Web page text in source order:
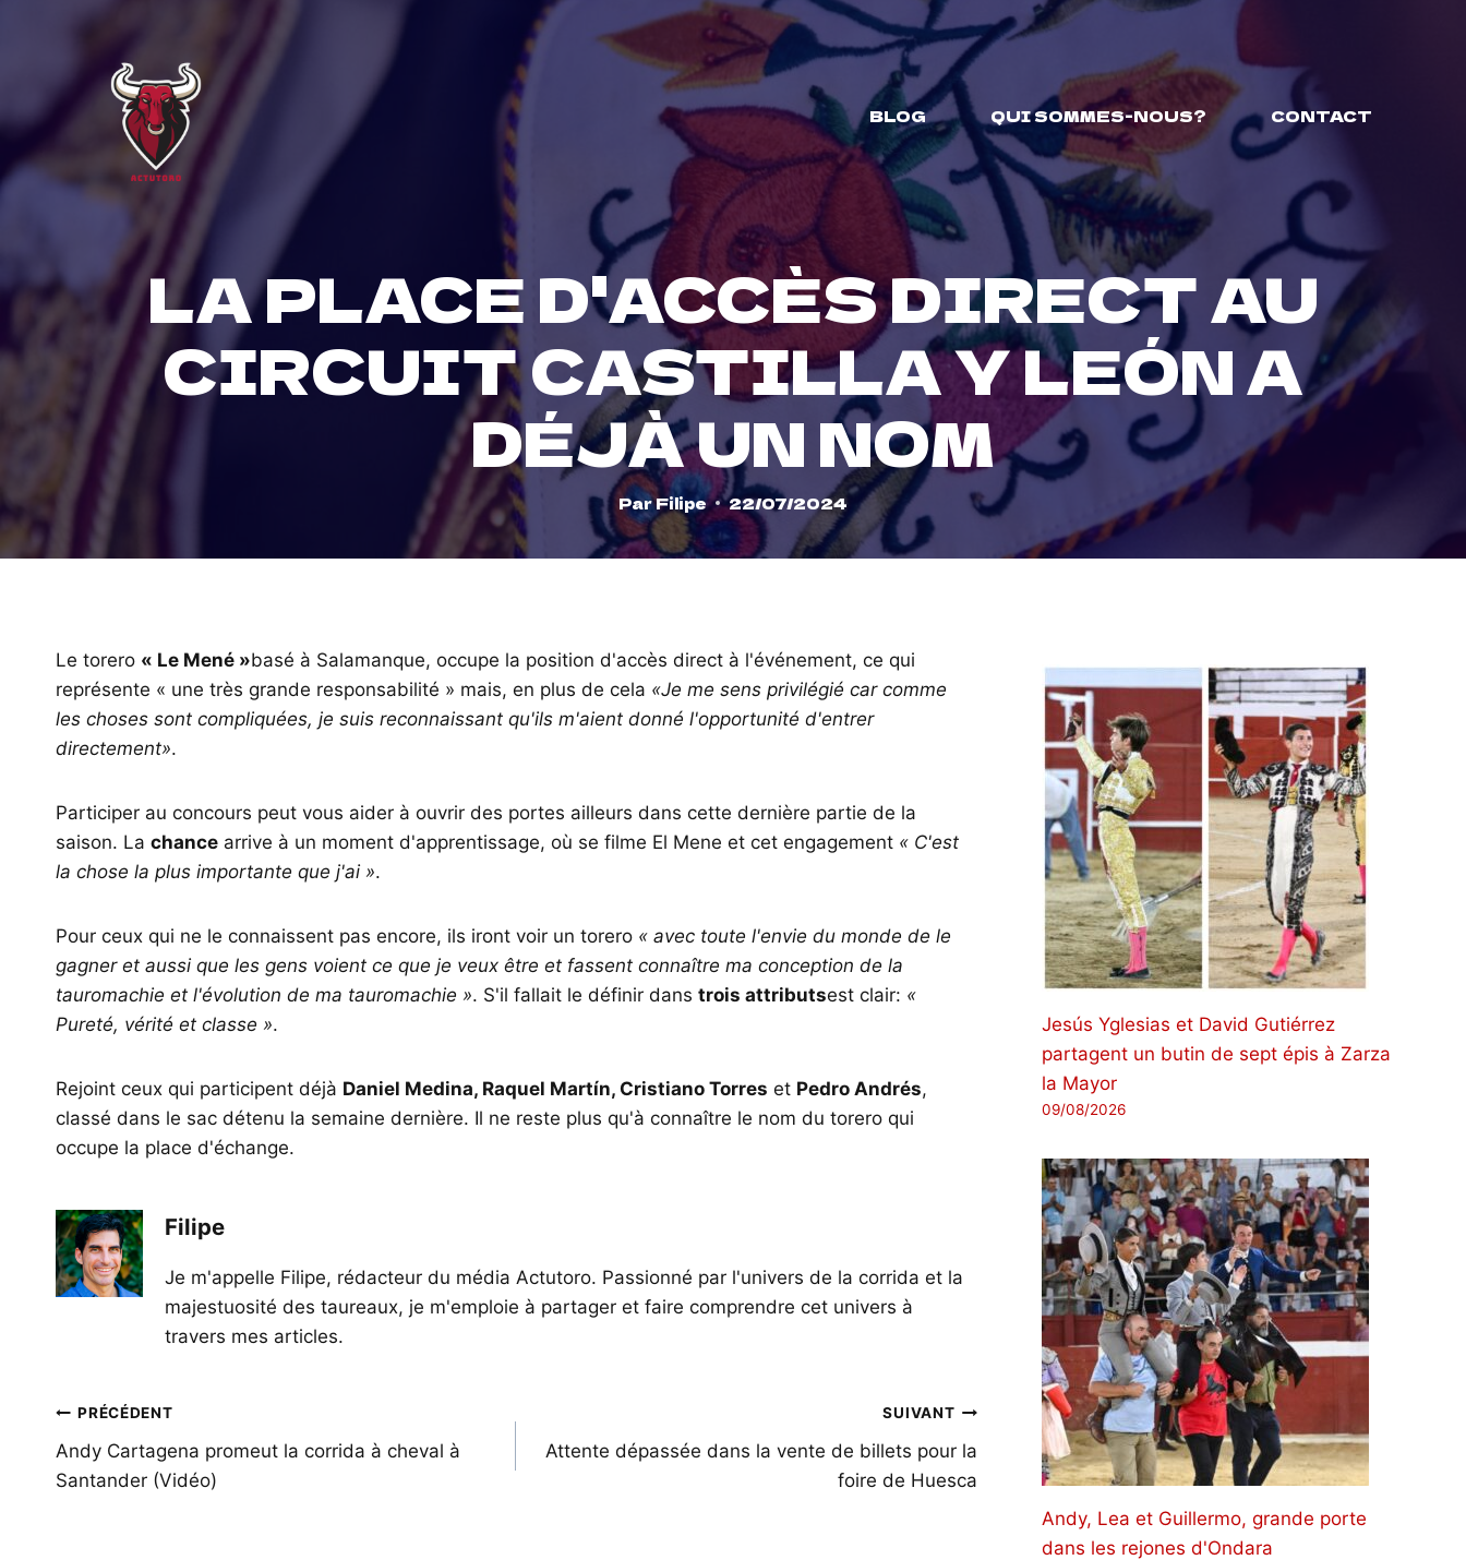
BLOG
QUI SOMMES-NOUS? CONTACT
LA PLACE D'ACCÈS DIRECT AU
CIRCUIT CASTILLA Y LEÓN A
DÉJÀ UN NOM
ParFilipe 22/07/2024
Le torero « Le Mené »basé à Salamanque, occupe la position d'accès direct à l'événement, ce qui
représente « une très grande responsabilité » mais, en plus de cela «Je me sens privilégié car comme
les choses sont compliquées, je suis reconnaissant qu'ils m'aient donné l'opportunité d'entrer
directement».
Participer au concours peut vous aider à ouvrir des portes ailleurs dans cette dernière partie de la
saison. La chance arrive à un moment d'apprentissage, où se filme El Mene et cet engagement « C'est
la chose la plus importante que j'ai ».
Pour ceux qui ne le connaissent pas encore, ils iront voir un torero « avec toute l'envie du monde de le
gagner et aussi que les gens voient ce que je veux être et fassent connaître ma conception de la
tauromachie et l'évolution de ma tauromachie ». S'il fallait le définir dans trois attributsest clair: «
Pureté, vérité et classe ».
Rejoint ceux qui participent déjà Daniel Medina, Raquel Martín, Cristiano Torres et Pedro Andrés,
classé dans le sac détenu la semaine dernière. Il ne reste plus qu'à connaître le nom du torero qui
occupe la place d'échange.
Filipe
Je m'appelle Filipe, rédacteur du média Actutoro. Passionné par l'univers de la corrida et la
majestuosité des taureaux, je m'emploie à partager et faire comprendre cet univers à
travers mes articles.
Navigation
de
l’article
PRÉCÉDENT
Andy Cartagena promeut la corrida à cheval à
Santander (Vidéo)
SUIVANT
Attente dépassée dans la vente de billets pour la
foire de Huesca
Jesús Yglesias et David Gutiérrez
partagent un butin de sept épis à Zarza
la Mayor
09/08/2026
Andy, Lea et Guillermo, grande porte
dans les rejones d'Ondara